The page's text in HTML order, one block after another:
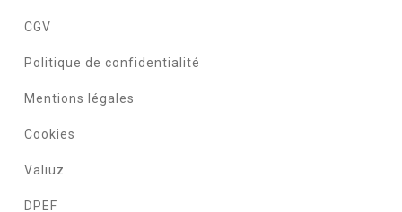
CGV
Politique de confidentialité
Mentions légales
Cookies
Valiuz
DPEF